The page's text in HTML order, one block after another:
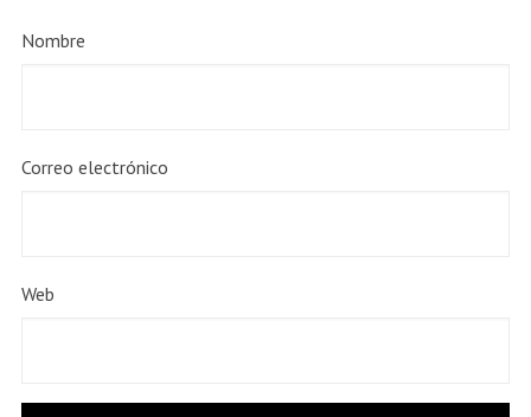
Nombre
Correo electrónico
Web